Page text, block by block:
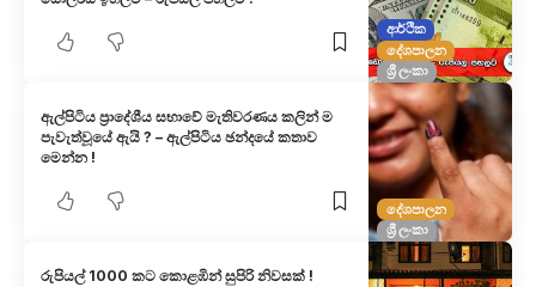
ආර්ථික
දේශපාලන
ශ්‍රී ලංකා
දේශපාලන
ශ්‍රී ලංකා
ඇල්පිටිය ප්‍රාදේශීය සභාවේ මැතිවරණය කලින් ම
පැවැත්වූයේ ඇයි ? – ඇල්පිටිය ඡන්දයේ කතාව
මෙන්න !
රුපියල් 1000 කට කොළඹින් සුපිරි නිවසක් !